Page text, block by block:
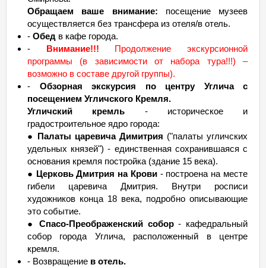
Обращаем ваше внимание: посещение музеев
осуществляется без трансфера из отеля/в отель.
- Обед в кафе города.
- Внимание!!! Продолжение экскурсионной
программы (в зависимости от набора тура!!!) –
возможно в составе другой группы).
- Обзорная экскурсия по центру Углича с
посещением Угличского Кремля.
Угличский кремль - историческое и
градостроительное ядро города:
● Палаты царевича Димитрия ("палаты угличских
удельных князей") - единственная сохранившаяся с
основания кремля постройка (здание 15 века).
● Церковь Дмитрия на Крови- построена на месте
гибели царевича Дмитрия. Внутри росписи
художников конца 18 века, подробно описывающие
это событие.
●Спасо-Преображенский собор- кафедральный
собор города Углича, расположенный в центре
кремля.
- Возвращение в отель.